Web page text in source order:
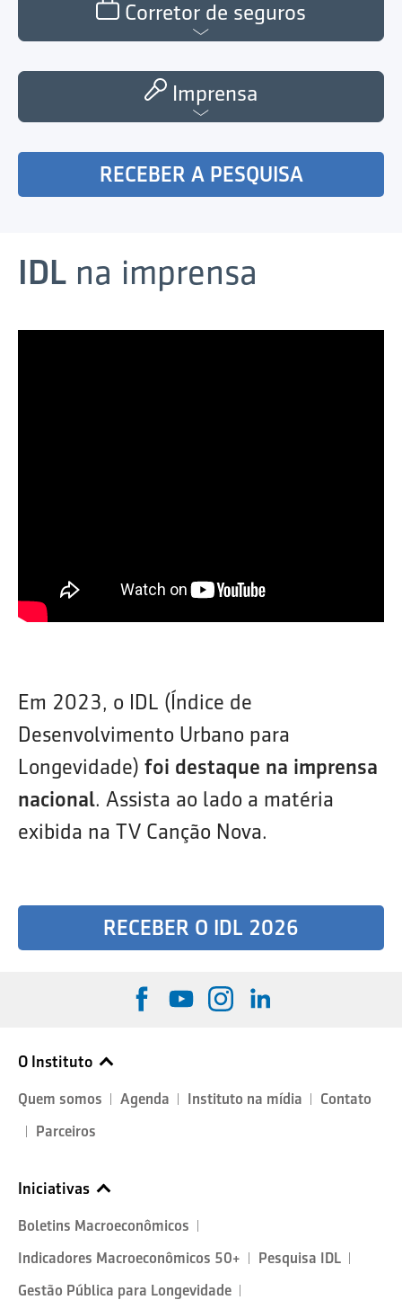
Corretor de seguros
Imprensa
RECEBER A PESQUISA
IDL na imprensa
Em 2023, o IDL (Índice de
Desenvolvimento Urbano para
Longevidade) foi destaque na imprensa
nacional. Assista ao lado a matéria
exibida na TV Canção Nova.
RECEBER O IDL 2026
O Instituto
Quem somos Agenda Instituto na mídia
Contato
Parceiros
Iniciativas
Boletins Macroeconômicos
Indicadores Macroeconômicos 50+
Pesquisa IDL
Gestão Pública para Longevidade